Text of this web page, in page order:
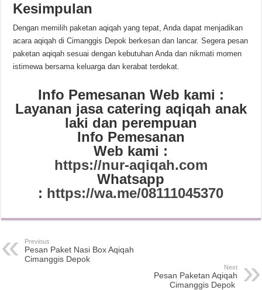
Kesimpulan
Dengan memilih paketan aqiqah yang tepat, Anda dapat menjadikan
acara aqiqah di Cimanggis Depok berkesan dan lancar. Segera pesan
paketan aqiqah sesuai dengan kebutuhan Anda dan nikmati momen
istimewa bersama keluarga dan kerabat terdekat.
Info Pemesanan Web kami :
Layanan jasa catering aqiqah anak
laki dan perempuan
Info Pemesanan
Web kami :
https://nur-aqiqah.com
Whatsapp
: https://wa.me/08111045370
Previous
Pesan Paket Nasi Box Aqiqah
Cimanggis Depok
Next
Pesan Paketan Aqiqah
Cimanggis Depok